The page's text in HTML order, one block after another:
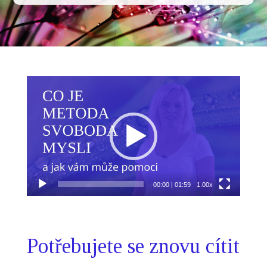
přehrávač
00:00 |01:59 1.00x
Potřebujete se znovu cítit